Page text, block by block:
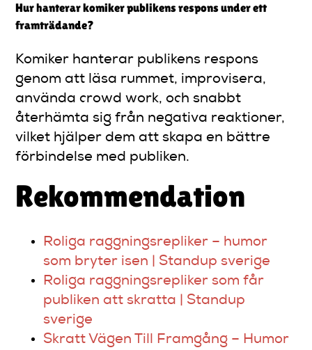
Hur hanterar komiker publikens respons under ett
framträdande?
Komiker hanterar publikens respons
genom att läsa rummet, improvisera,
använda crowd work, och snabbt
återhämta sig från negativa reaktioner,
vilket hjälper dem att skapa en bättre
förbindelse med publiken.
Rekommendation
Roliga raggningsrepliker – humor
som bryter isen | Standup sverige
Roliga raggningsrepliker som får
publiken att skratta | Standup
sverige
Skratt Vägen Till Framgång – Humor